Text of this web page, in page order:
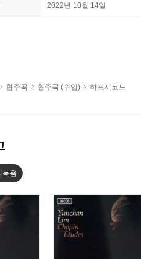
2022년 10월 14일
협주곡 협주곡 (수입) 하프시코드
녹음